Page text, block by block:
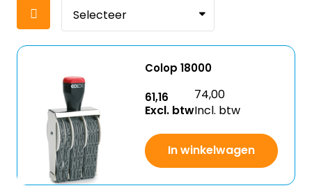
Colop 18000
61,16
Excl. btw
74,00
Incl. btw
In winkelwagen